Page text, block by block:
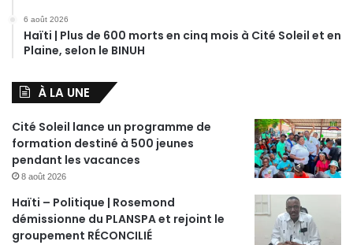
6 août 2026
Haïti | Plus de 600 morts en cinq mois à Cité Soleil et en
Plaine, selon le BINUH
À LA UNE
Cité Soleil lance un programme de
formation destiné à 500 jeunes
pendant les vacances
8 août 2026
Haïti – Politique | Rosemond
démissionne du PLANSPA et rejoint le
groupement RÉCONCILIÉ